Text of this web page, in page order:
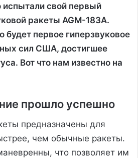
свой первый
ракеты AGM-183A.
будет первое гиперзвуковое
сил США, достигшее
Вот что нам известно на
прошло успешно
предназначены для
чем обычные ракеты.
что позволяет им